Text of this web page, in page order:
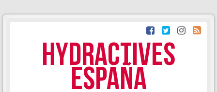
HYDRACTIVES
ESPAÑA